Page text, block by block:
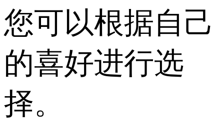
您可以根据自己
的喜好进行选
择。